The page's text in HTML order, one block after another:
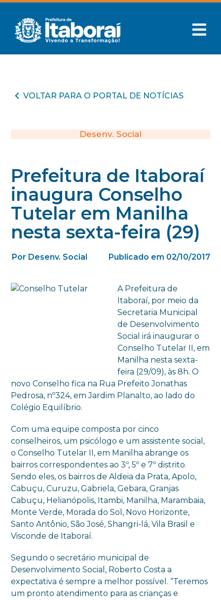
VOLTAR PARA O PORTAL DE NOTÍCIAS
Desenv. Social
Prefeitura de Itaboraí
inaugura Conselho
Tutelar em Manilha
nesta sexta-feira (29)
Por Desenv. Social Publicado em 02/10/2017
A Prefeitura de
Itaboraí, por meio da
Secretaria Municipal
de Desenvolvimento
Social irá inaugurar o
Conselho Tutelar II, em
Manilha nesta sexta-
feira (29/09), às 8h. O
novo Conselho fica na Rua Prefeito Jonathas
Pedrosa, nº324, em Jardim Planalto, ao lado do
Colégio Equilíbrio.
Com uma equipe composta por cinco
conselheiros, um psicólogo e um assistente social,
o Conselho Tutelar II, em Manilha abrange os
bairros correspondentes ao 3º, 5º e 7º distrito.
Sendo eles, os bairros de Aldeia da Prata, Apolo,
Cabuçu, Curuzu, Gabriela, Gebara, Granjas
Cabuçu, Helianópolis, Itambi, Manilha, Marambaia,
Monte Verde, Morada do Sol, Novo Horizonte,
Santo Antônio, São José, Shangri-lá, Vila Brasil e
Visconde de Itaboraí.
Segundo o secretário municipal de
Desenvolvimento Social, Roberto Costa a
expectativa é sempre a melhor possível. “Teremos
um pronto atendimento para as crianças e